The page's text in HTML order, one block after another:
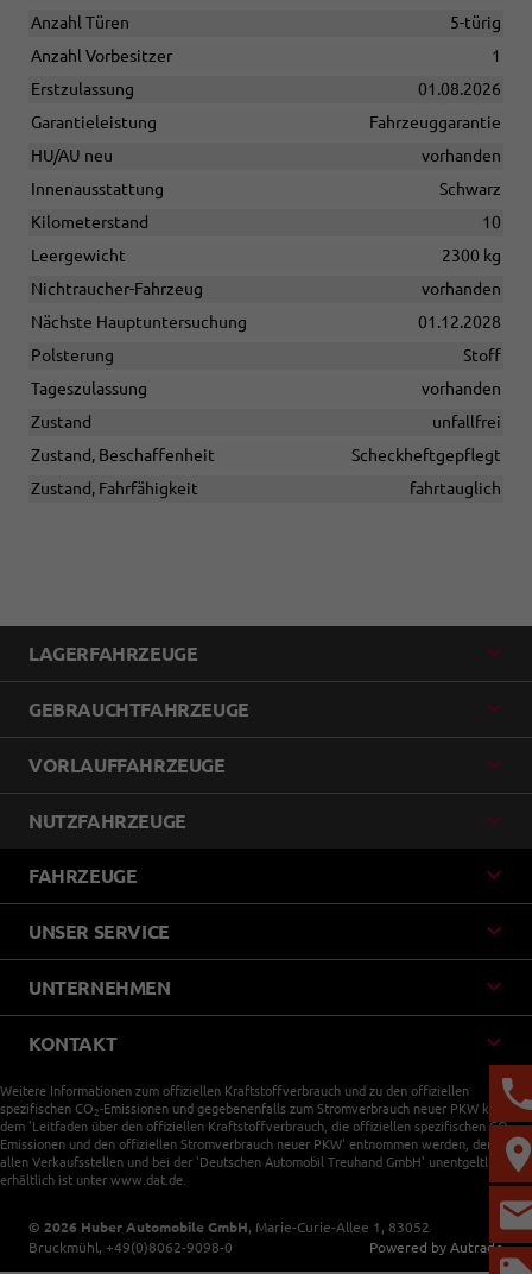
Anzahl Türen
5-türig
Anzahl Vorbesitzer
1
Erstzulassung
01.08.2026
Garantieleistung
Fahrzeuggarantie
HU/AU neu
vorhanden
Innenausstattung
Schwarz
Kilometerstand
10
Leergewicht
2300 kg
Nichtraucher-Fahrzeug
vorhanden
Nächste Hauptuntersuchung
01.12.2028
Polsterung
Stoff
Tageszulassung
vorhanden
Zustand
unfallfrei
Zustand, Beschaffenheit
Scheckheftgepflegt
Zustand, Fahrfähigkeit
fahrtauglich
LAGERFAHRZEUGE
GEBRAUCHTFAHRZEUGE
VORLAUFFAHRZEUGE
NUTZFAHRZEUGE
FAHRZEUGE
UNSER SERVICE
UNTERNEHMEN
KONTAKT
Weitere Informationen zum offiziellen Kraftstoffverbrauch und zu den offiziellen
spezifischen CO 2-Emissionen und gegebenenfalls zum Stromverbrauch neuer PKW können
dem 'Leitfaden über den offiziellen Kraftstoffverbrauch, die offiziellen spezifischen CO -
Emissionen und den offiziellen Stromverbrauch neuer PKW' entnommen werden, der an
allen Verkaufsstellen und bei der 'Deutschen Automobil Treuhand GmbH' unentgeltlich
erhältlich ist unter www.dat.de.
© 2026 Huber Automobile GmbH, Marie-Curie-Allee 1 , 83052
Bruckmühl, +49(0)8062-9098-0 Powered by Autrado